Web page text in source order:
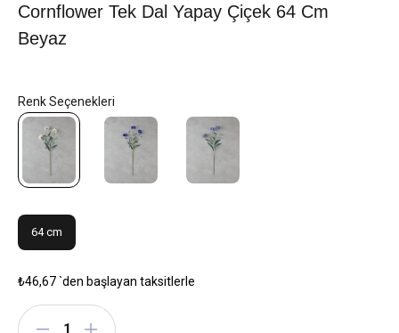
Cornflower Tek Dal Yapay Çiçek 64 Cm
Beyaz
64 cm
₺46,67`den başlayan taksitlerle